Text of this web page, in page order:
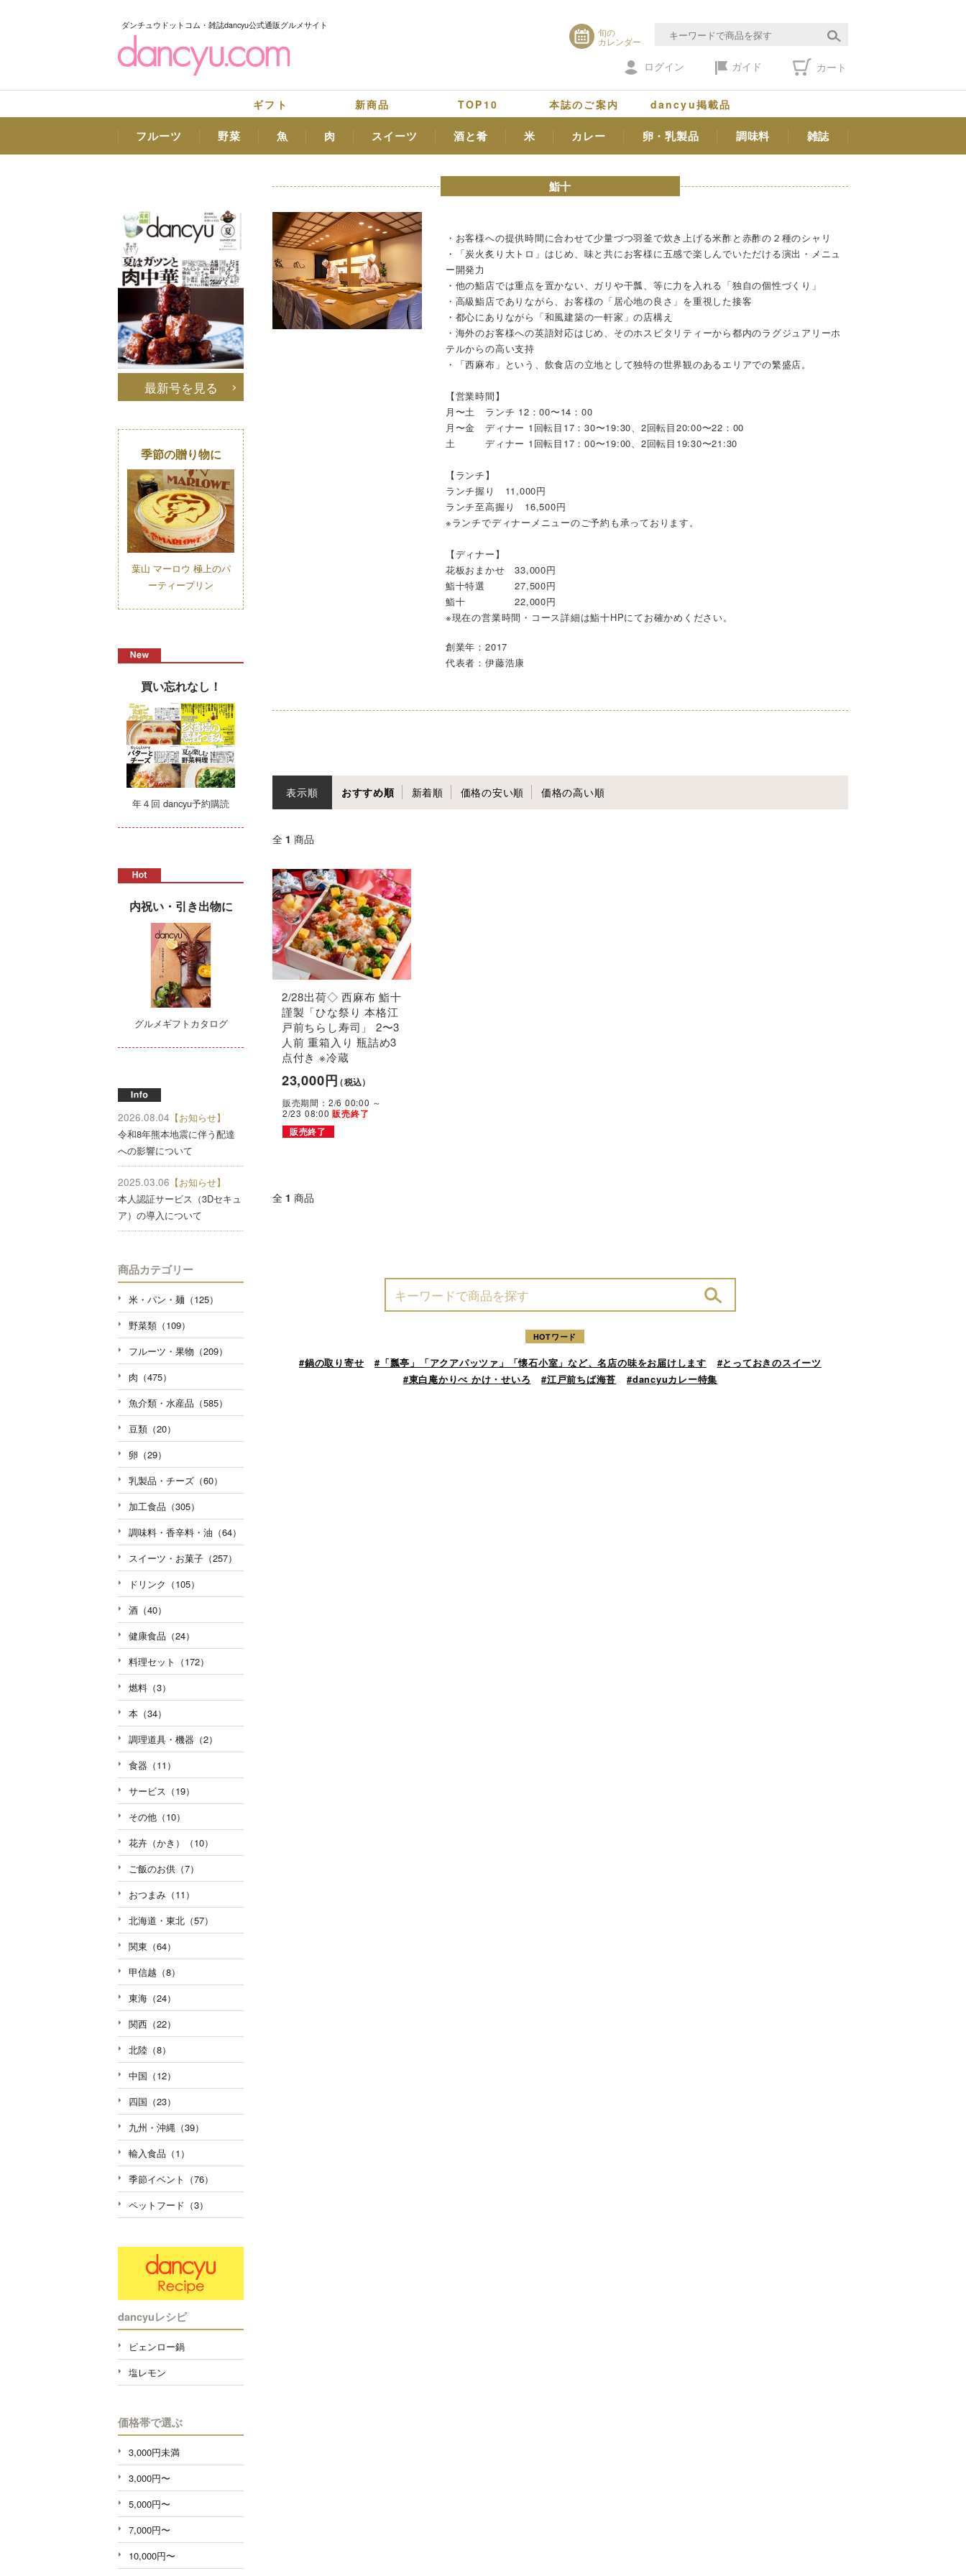
ダンチュウドットコム・雑誌dancyu公式通販グルメサイト
旬の
カレンダー
ログイン ガイド カート
ギフト 新商品 TOP10 本誌のご案内 dancyu掲載品
フルーツ 野菜 魚 肉 スイーツ 酒と肴 米 カレー 卵・乳製品 調味料 雑誌
鮨十
・お客様への提供時間に合わせて少量づつ羽釜で炊き上げる米酢と赤酢の２種のシャリ
・「炭火炙り大トロ」はじめ、味と共にお客様に五感で楽しんでいただける演出・メニュ
ー開発力
・他の鮨店では重点を置かない、ガリや干瓢、等に力を入れる「独自の個性づくり」
・高級鮨店でありながら、お客様の「居心地の良さ」を重視した接客
・都心にありながら「和風建築の一軒家」の店構え
・海外のお客様への英語対応はじめ、そのホスピタリティーから都内のラグジュアリーホ
テルからの高い支持
・「西麻布」という、飲食店の立地として独特の世界観のあるエリアでの繁盛店。
【営業時間】
月〜土 ランチ 12：00〜14：00
月〜金 ディナー 1回転目17：30〜19:30、2回転目20:00〜22：00
土 ディナー 1回転目17：00〜19:00、2回転目19:30〜21:30
【ランチ】
ランチ握り 11,000円
ランチ至高握り 16,500円
※ランチでディナーメニューのご予約も承っております。
【ディナー】
花板おまかせ 33,000円
鮨十特選 27,500円
鮨十 22,000円
※現在の営業時間・コース詳細は鮨十HPにてお確かめください。
創業年：2017
代表者：伊藤浩康
表示順 おすすめ順 新着順 価格の安い順 価格の高い順
全 1 商品
2/28出荷◇ 西麻布 鮨十
謹製「ひな祭り 本格江
戸前ちらし寿司」 2〜3
人前 重箱入り 瓶詰め3
点付き ※冷蔵
23,000円（税込）
販売期間：2/6 00:00 ～
2/23 08:00販売終了
販売終了
全 1 商品
HOTワード
#鍋の取り寄せ #「瓢亭」「アクアパッツァ」「懐石小室」など、名店の味をお届けします
#とっておきのスイーツ
#東白庵かりべ かけ・せいろ
#江戸前ちば海苔 #dancyuカレー特集
最新号を見る
季節の贈り物に
葉山 マーロウ 極上のパ
ーティープリン
買い忘れなし！
年４回 dancyu予約購読
内祝い・引き出物に
グルメギフトカタログ
2026.08.04 【お知らせ】
令和8年熊本地震に伴う配達
への影響について
2025.03.06 【お知らせ】
本人認証サービス（3Dセキュ
ア）の導入について
商品カテゴリー
米・パン・麺（125）
野菜類（109）
フルーツ・果物（209）
肉（475）
魚介類・水産品（585）
豆類（20）
卵（29）
乳製品・チーズ（60）
加工食品（305）
調味料・香辛料・油（64）
スイーツ・お菓子（257）
ドリンク（105）
酒（40）
健康食品（24）
料理セット（172）
燃料（3）
本（34）
調理道具・機器（2）
食器（11）
サービス（19）
その他（10）
花卉（かき）（10）
ご飯のお供（7）
おつまみ（11）
北海道・東北（57）
関東（64）
甲信越（8）
東海（24）
関西（22）
北陸（8）
中国（12）
四国（23）
九州・沖縄（39）
輸入食品（1）
季節イベント（76）
ペットフード（3）
dancyuレシピ
ピェンロー鍋
塩レモン
価格帯で選ぶ
3,000円未満
3,000円〜
5,000円〜
7,000円〜
10,000円〜